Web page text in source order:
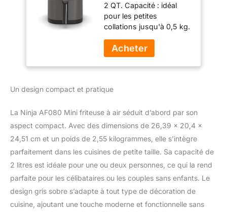
compacte,
antiadhésive, avec
minuterie à réglage
rapide, gris
2 QT. Capacité : idéal
pour les petites
collations jusqu'à 0,5 kg.
poches chaudes.
Minuterie rapide :
tournez simplement le
temps de cuisson et
aliments sont cuits. Une
température facile : faites
frire à l'air libre des
collations rapides ou des
petits repas à une
température constante
de 204,4 °C. Large
cuisson : faites cuire vos
aliments préférés de 1 à
Un design compact et pratique
La Ninja AF080 Mini friteuse à air séduit d’abord par son
aspect compact. Avec des dimensions de 26,39 x 20,4 x
24,51 cm et un poids de 2,55 kilogrammes, elle s’intègre
parfaitement dans les cuisines de petite taille. Sa capacité de
2 litres est idéale pour une ou deux personnes, ce qui la rend
parfaite pour les célibataires ou les couples sans enfants. Le
design gris sobre s’adapte à tout type de décoration de
cuisine, ajoutant une touche moderne et fonctionnelle sans